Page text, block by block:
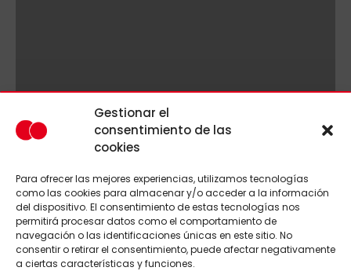
Gestionar el
consentimiento de las
cookies
Para ofrecer las mejores experiencias, utilizamos tecnologías
como las cookies para almacenar y/o acceder a la información
del dispositivo. El consentimiento de estas tecnologías nos
permitirá procesar datos como el comportamiento de
navegación o las identificaciones únicas en este sitio. No
consentir o retirar el consentimiento, puede afectar negativamente
a ciertas características y funciones.